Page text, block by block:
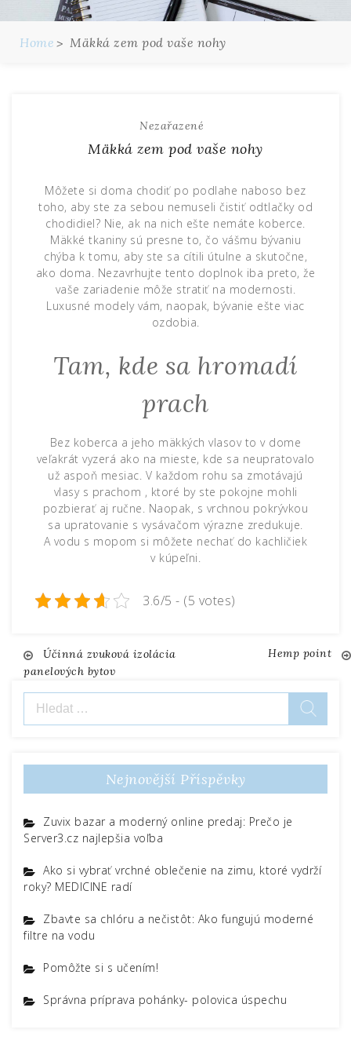
Home Mäkká zem pod vaše nohy
Nezařazené
Mäkká zem pod vaše nohy
Môžete si doma chodiť po podlahe naboso bez
toho, aby ste za sebou nemuseli čistiť odtlačky od
chodidiel? Nie, ak na nich ešte nemáte koberce.
Mäkké tkaniny sú presne to, čo vášmu bývaniu
chýba k tomu, aby ste sa cítili útulne a skutočne,
ako doma. Nezavrhujte tento doplnok iba preto, že
vaše zariadenie môže stratiť na modernosti.
Luxusné modely vám, naopak, bývanie ešte viac
ozdobia.
Tam, kde sa hromadí
prach
Bez koberca a jeho mäkkých vlasov to v dome
veľakrát vyzerá ako na mieste, kde sa neupratovalo
už aspoň mesiac. V každom rohu sa zmotávajú
vlasy s prachom , ktoré by ste pokojne mohli
pozbierať aj ručne. Naopak, s vrchnou pokrývkou
sa upratovanie s vysávačom výrazne zredukuje.
A vodu s mopom si môžete nechať do kachličiek
v kúpeľni.
3.6/5 - (5 votes)
Navigace
pro
Účinná zvuková izolácia
panelových bytov
Hemp point
Vyhledávání
Nejnovější Příspěvky
Zuvix bazar a moderný online predaj: Prečo je
Server3.cz najlepšia voľba
Ako si vybrať vrchné oblečenie na zimu, ktoré vydrží
roky? MEDICINE radí
Zbavte sa chlóru a nečistôt: Ako fungujú moderné
filtre na vodu
Pomôžte si s učením!
Správna príprava pohánky- polovica úspechu